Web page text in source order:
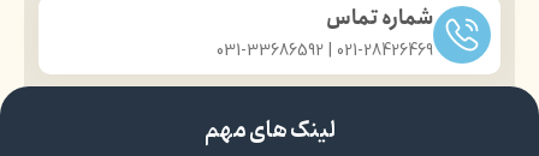
شماره تماس
021-28426469 | 031-33686592
لینک های مهم